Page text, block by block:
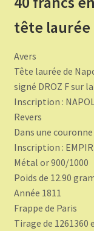
tête laurée
Avers
Tête laurée de
signé DROZ F sur
Inscription :
Revers
Dans une
Inscription :
Métal or 900/1000
Poids de 12.90
Année 1811
Frappe de Paris
Tirage de 1261360